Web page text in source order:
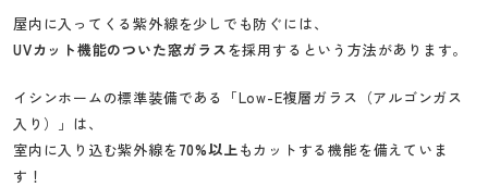
屋内に入ってくる紫外線を少しでも防ぐには、
UVカット機能のついた窓ガラスを採用するという方法があります。
イシンホームの標準装備である「Low-E複層ガラス（アルゴンガス
入り）」は、
室内に入り込む紫外線を70%以上もカットする機能を備えていま
す！